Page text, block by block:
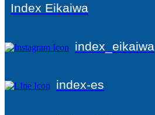
Index Eikaiwa
index_eikaiwa
index-es